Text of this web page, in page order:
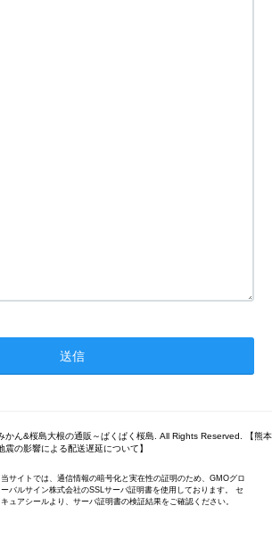
ん&桜島大根の通販～ぱくぱく桜島. All Rights Reserved. 【熊本
震の影響による配送遅延について】
当サイトでは、通信情報の暗号化と実在性の証明のため、GMOグロ
ーバルサイン株式会社のSSLサーバ証明書を使用しております。 セ
キュアシールより、サーバ証明書の検証結果をご確認ください。